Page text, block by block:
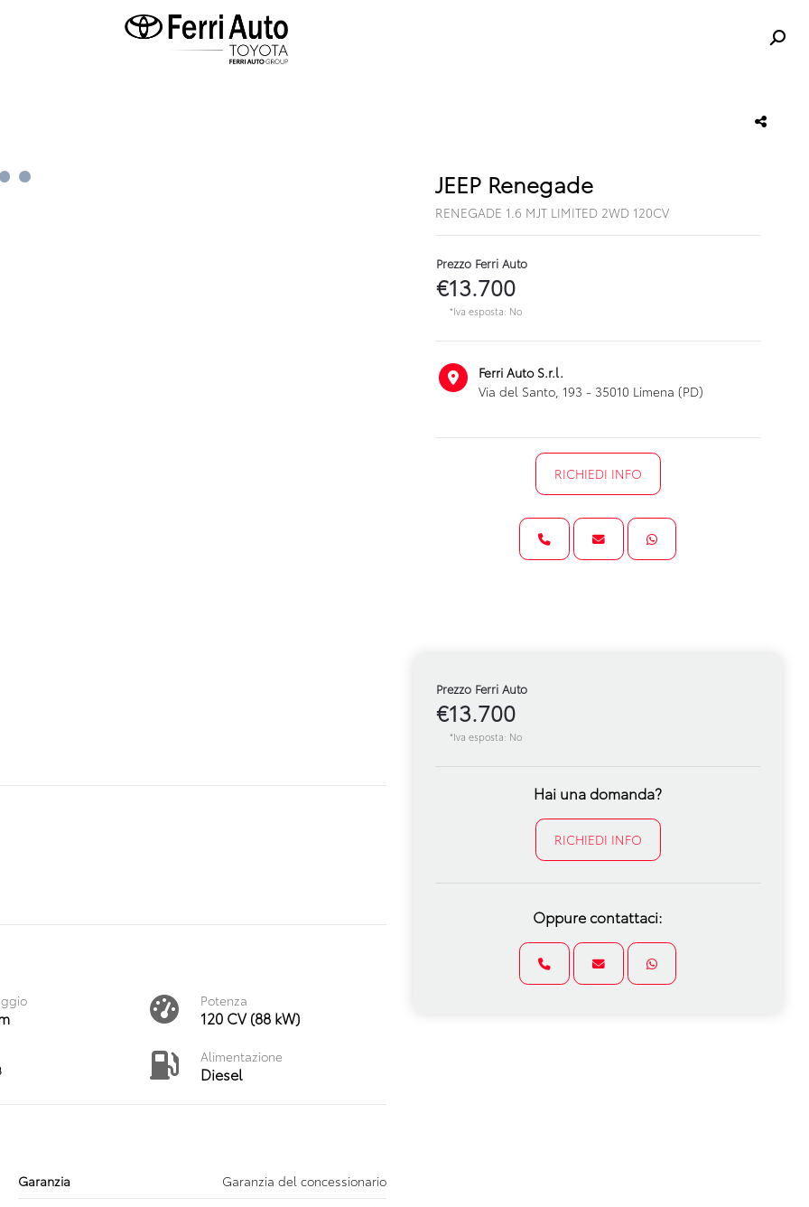
JEEP Renegade
RENEGADE 1.6 MJT LIMITED 2WD 120CV
Prezzo Ferri Auto
€13.700
*Iva esposta: No
Ferri Auto S.r.l.
Via del Santo, 193 - 35010 Limena (PD)
RICHIEDI INFO
Potenza
120 CV (88 kW)
Alimentazione
Diesel
Garanzia
Garanzia del concessionario
Prezzo Ferri Auto
€13.700
*Iva esposta: No
Hai una domanda?
RICHIEDI INFO
Oppure contattaci: